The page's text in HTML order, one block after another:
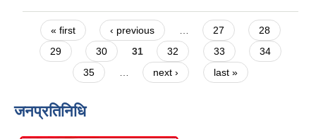
Pages
« first ‹ previous 27
28
29
30 31 32 33
34
35
next › last »
जनप्रतिनिधि